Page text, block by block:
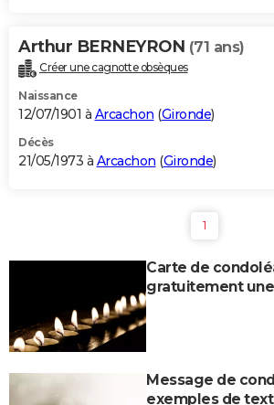
Arthur BERNEYRON (71 ans)
Créer une cagnotte obsèques
Naissance
12/07/1901 à Arcachon (Gironde)
Décès
21/05/1973 à Arcachon (Gironde)
1
Carte de
gratuitement
Message de
exemples de